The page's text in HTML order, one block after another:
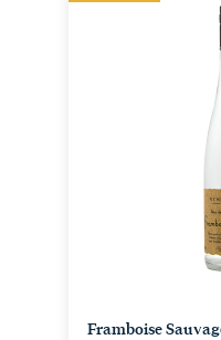
Framboise